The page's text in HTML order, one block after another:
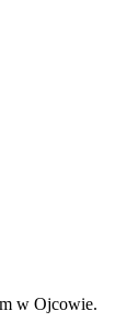
w Ojcowie.